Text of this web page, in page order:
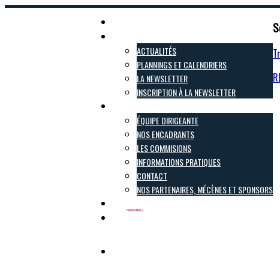
ACTUALITÉS
PLANNINGS ET CALENDRIERS
LA NEWSLETTER
INSCRIPTION À LA NEWSLETTER
ÉQUIPE DIRIGEANTE
NOS ENCADRANTS
LES COMMISIONS
INFORMATIONS PRATIQUES
CONTACT
NOS PARTENAIRES, MÉCÈNES ET SPONSORS